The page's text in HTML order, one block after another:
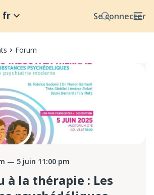
Se connecter
fr
Forum
— 5 juin 11:00 pm
à la thérapie : Les